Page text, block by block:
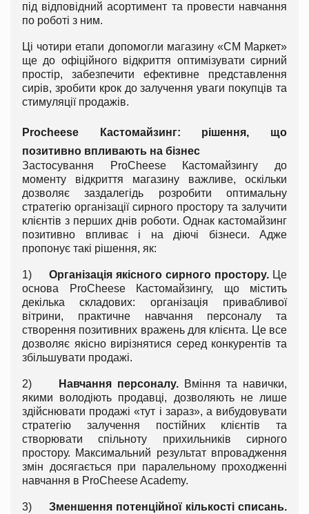
під відповідний асортимент та провести навчання
по роботі з ним.
Ці чотири етапи допомогли магазину «СМ Маркет»
ще до офіційного відкриття оптимізувати сирний
простір, забезпечити ефективне представлення
сирів, зробити крок до залучення уваги покупців та
стимуляції продажів.
Procheese Кастомайзинг: рішення, що
позитивно впливають на бізнес
Застосування ProCheese Кастомайзингу до
моменту відкриття магазину важливе, оскільки
дозволяє заздалегідь розробити оптимальну
стратегію організації сирного простору та залучити
клієнтів з перших днів роботи. Однак кастомайзинг
позитивно впливає і на діючі бізнеси. Адже
пропонує такі рішення, як:
1) Організація якісного сирного простору. Це
основа ProCheese Кастомайзингу, що містить
декілька складових: організація привабливої
вітрини, практичне навчання персоналу та
створення позитивних вражень для клієнта. Це все
дозволяє якісно вирізнятися серед конкурентів та
збільшувати продажі.
2) Навчання персоналу. Вміння та навички,
якими володіють продавці, дозволяють не лише
здійснювати продажі «тут і зараз», а вибудовувати
стратегію залучення постійних клієнтів та
створювати спільноту прихильників сирного
простору. Максимальний результат впровадження
змін досягається при паралельному проходженні
навчання в ProCheese Academy.
3) Зменшення потенційної кількості списань.